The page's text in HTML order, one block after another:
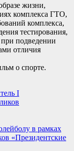
жизни,
комплекса ГТО,
комплекса,
тестирования,
при подведении
отличия
о спорте.
I
в рамках
«Президентские